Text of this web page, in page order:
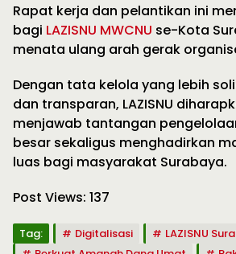
Rapat kerja dan pelantikan ini
bagi LAZISNU MWCNU se-Kota
menata ulang arah gerak
Dengan tata kelola yang lebih
dan transparan, LAZISNU
menjawab tantangan
besar sekaligus menghadirkan
luas bagi masyarakat Surabaya.
Post Views: 137
Tag: Digitalisasi
LAZISNU